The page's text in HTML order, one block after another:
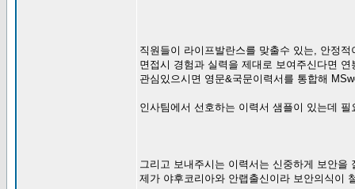
직원들이 라이프발란스를 맞출수 있는, 안정
면접시 경험과 실력을 제대로 보여주신다면
관심있으시면 영문&국문이력서를 통합해
인사팀에서 선호하는 이력서 샘플이 있는데
그리고 보내주시는 이력서는 신중하게 보안을
제가 야후코리아와 안랩출신이라 보안의식이